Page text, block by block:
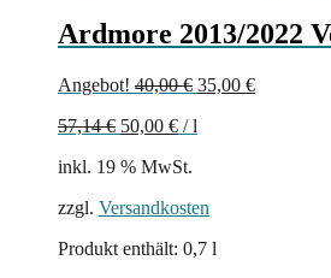
Ardmore 2013/2022
Angebot! 40,00€ Ursprünglicher
war:
35,00 €Aktueller
57,14€ 50,00 € /l
inkl. 19 % MwSt.
zzgl. Versandkosten
Produkt enthält: 0,7 l